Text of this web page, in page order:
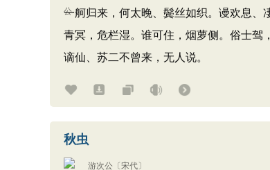
一舸归来，何太晚、鬓丝如织。谩欢息、
青冥，危栏湿。谁可住，烟萝侧。俗士驾
谪仙、苏二不曾来，无人说。
秋虫
游次公 〔宋代〕